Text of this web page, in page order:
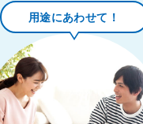
用途にあわせて！